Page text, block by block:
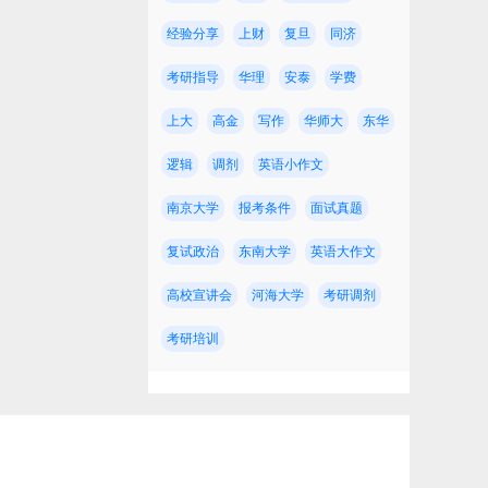
经验分享 上财 复旦 同济
考研指导 华理 安泰 学费
上大 高金 写作 华师大 东华
逻辑 调剂 英语小作文
南京大学 报考条件 面试真题
复试政治 东南大学 英语大作文
高校宣讲会 河海大学 考研调剂
考研培训